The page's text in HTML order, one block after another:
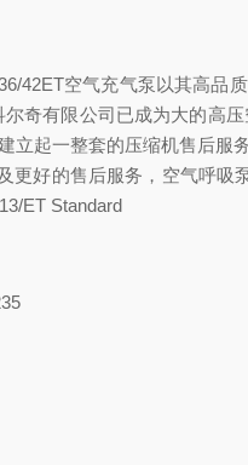
42ET空气充气泵以其高
奇有限公司已成为大的高
立起一整套的压缩机售后
更好的售后服务，空气呼
ET Standard